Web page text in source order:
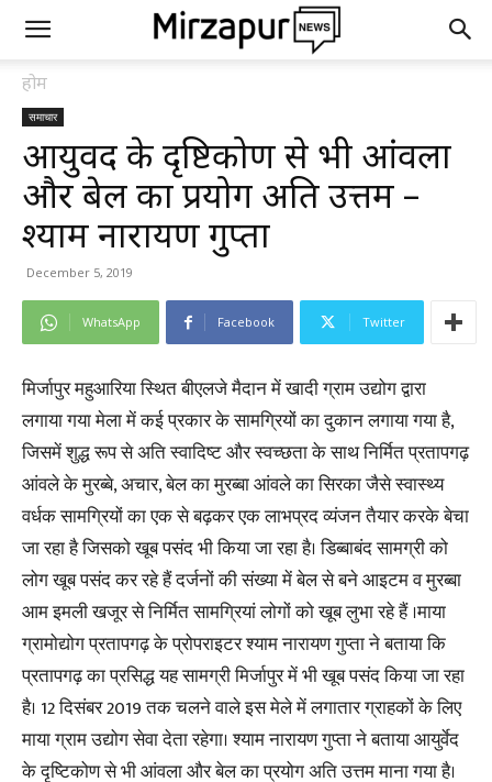
होम
समाचार
आयुर्वेद के दृष्टिकोण से भी आंवला
और बेल का प्रयोग अति उत्तम –
श्याम नारायण गुप्ता
December 5, 2019
WhatsApp Facebook Twitter
मिर्जापुर महुआरिया स्थित बीएलजे मैदान में खादी ग्राम उद्योग द्वारा
लगाया गया मेला में कई प्रकार के सामग्रियों का दुकान लगाया गया है,
जिसमें शुद्ध रूप से अति स्वादिष्ट और स्वच्छता के साथ निर्मित प्रतापगढ़
आंवले के मुरब्बे, अचार, बेल का मुरब्बा आंवले का सिरका जैसे स्वास्थ्य
वर्धक सामग्रियों का एक से बढ़कर एक लाभप्रद व्यंजन तैयार करके बेचा
जा रहा है जिसको खूब पसंद भी किया जा रहा है। डिब्बाबंद सामग्री को
लोग खूब पसंद कर रहे हैं दर्जनों की संख्या में बेल से बने आइटम व मुरब्बा
आम इमली खजूर से निर्मित सामग्रियां लोगों को खूब लुभा रहे हैं ।माया
ग्रामोद्योग प्रतापगढ़ के प्रोपराइटर श्याम नारायण गुप्ता ने बताया कि
प्रतापगढ़ का प्रसिद्ध यह सामग्री मिर्जापुर में भी खूब पसंद किया जा रहा
है। 12 दिसंबर 2019 तक चलने वाले इस मेले में लगातार ग्राहकों के लिए
माया ग्राम उद्योग सेवा देता रहेगा। श्याम नारायण गुप्ता ने बताया आयुर्वेद
के दृष्टिकोण से भी आंवला और बेल का प्रयोग अति उत्तम माना गया है।